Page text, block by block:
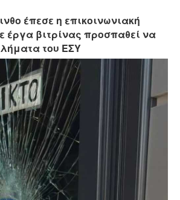
έπεσε η επικοινωνιακή
έργα βιτρίνας προσπαθεί να
του ΕΣΥ